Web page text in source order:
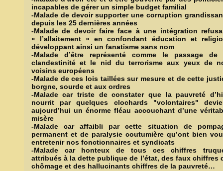
incapables de gérer un simple budget familial
-Malade de devoir supporter une corruption
depuis les 25 dernières années
-Malade de devoir faire face à une intégration
« l’allaitement » en confondant éducation et
développant ainsi un fanatisme sans nom
-Malade d’être représenté comme le passage de
clandestinité et le nid du terrorisme aux yeux de
voisins européens
-Malade de ces lois taillées sur mesure et de cette
borgne, sourde et aux ordres
-Malade car triste de constater que la pauvreté
nourrit par quelques clochards "volontaires"
aujourd’hui un énorme fléau accouchant d’une
misère
-Malade car affaibli par cette situation de
permanent et de paralysie coutumière qu’ont bien
entretenir nos fonctionnaires et syndicats
-Malade car honteux de tous ces chiffres
attribués à la dette publique de l’état, des faux chiffres
chômage et des hallucinants chiffres de la pauvreté…